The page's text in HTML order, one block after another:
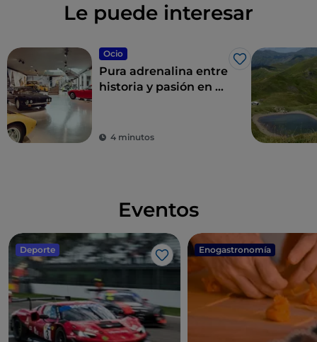
Le puede interesar
Ocio
Me gusta
Pura adrenalina entre
historia y pasión en el
4 minutos
Eventos
Deporte
Me gusta
Enogastronomía